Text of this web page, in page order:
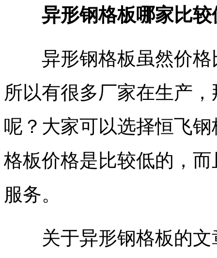
异形钢格板哪家比较
异形钢格板虽然价格
所以有很多厂家在生产
呢？大家可以选择恒飞
格板价格是比较低的，
服务。
关于异形钢格板的文